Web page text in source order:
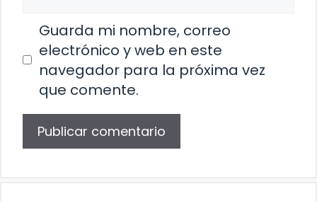
Guarda mi nombre, correo
electrónico y web en este
navegador para la próxima vez
que comente.